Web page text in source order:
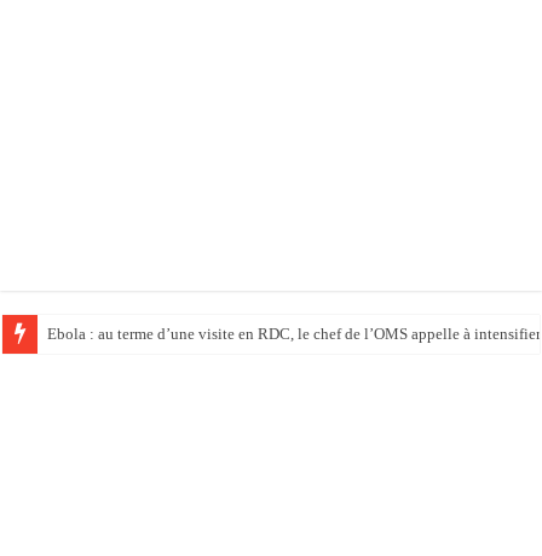
Ebola : au terme d’une visite en RDC, le chef de l’OMS appelle à